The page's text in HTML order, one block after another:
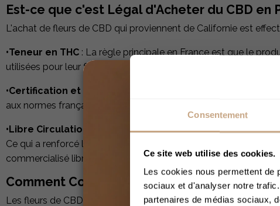
Consentement
Ce site web utilise des cookies.
Les cookies nous permettent de
sociaux et d'analyser notre
partenaires de médias sociaux,
Est-ce que c'est Légal d'Acheter du CBD en
L'achat de fleurs de CBD qui proviennent de Californie est
•Teneur en THC : La règle principale en France est que le
utilisées pour leur fabrication. Assurez-vous que tout produit
•Certification et Traçabilité
: Les producteurs et
aux normes françaises et européennes.
•Libre Circulation au sein de l'UE: En novembre 2020, la
Ce qui a renforcé la libre circulation des produits CBD au sein
commercialisé librement, quelle que soit sa provenance.
Comment Consommer des Fleurs CBD
Les fleurs de CBD californiennes peuvent se consommer de